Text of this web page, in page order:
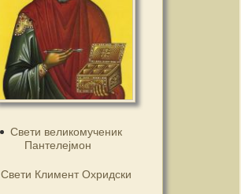
Свети великомученик
Пантелејмон
Свети Климент Охридски